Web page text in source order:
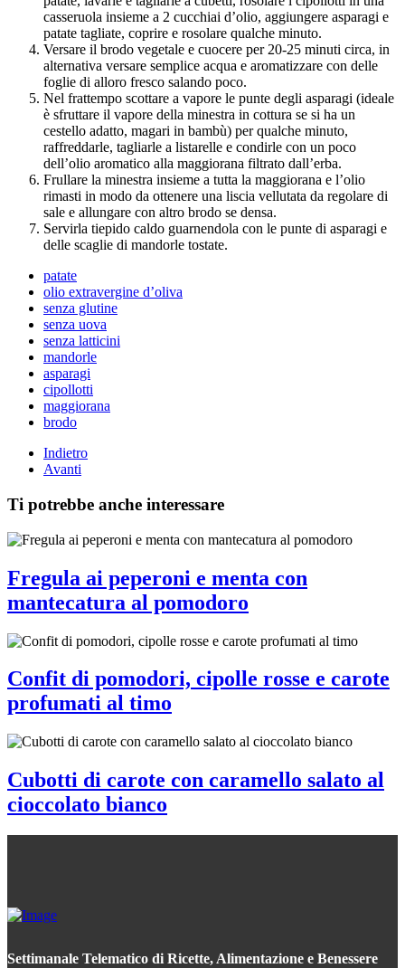
casseruola insieme a 2 cucchiai d’olio, aggiungere asparagi e
patate tagliate, coprire e rosolare qualche minuto.
Versare il brodo vegetale e cuocere per 20-25 minuti circa, in
alternativa versare semplice acqua e aromatizzare con delle
foglie di alloro fresco salando poco.
Nel frattempo scottare a vapore le punte degli asparagi (ideale
è sfruttare il vapore della minestra in cottura se si ha un
cestello adatto, magari in bambù) per qualche minuto,
raffreddarle, tagliarle a listarelle e condirle con un poco
dell’olio aromatico alla maggiorana filtrato dall’erba.
Frullare la minestra insieme a tutta la maggiorana e l’olio
rimasti in modo da ottenere una liscia vellutata da regolare di
sale e allungare con altro brodo se densa.
Servirla tiepido caldo guarnendola con le punte di asparagi e
delle scaglie di mandorle tostate.
patate
olio extravergine d’oliva
senza glutine
senza uova
senza latticini
mandorle
asparagi
cipollotti
maggiorana
brodo
Indietro
Avanti
Ti potrebbe anche interessare
Fregula ai peperoni e menta con
mantecatura al pomodoro
Confit di pomodori, cipolle rosse e carote
profumati al timo
Cubotti di carote con caramello salato al
cioccolato bianco
Settimanale Telematico di Ricette, Alimentazione e Benessere